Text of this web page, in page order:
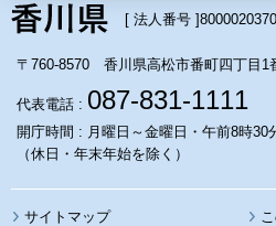
[ 法人番号 ]
〒760-8570 香川県高松市番町四丁目1
代表電話 : 087-831-1111
開庁時間 : 月曜日～金曜日・午前8時30
（休日・年末年始を除く）
サイトマップ